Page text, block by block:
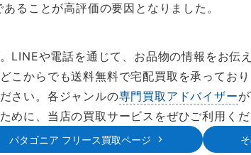
ることが高評価の要因となりました。
LINEや電話を通じて、お品物の情報をお伝
こからでも送料無料で宅配買取を承ってお
さい。各ジャンルの専門買取アドバイザー
めに、当店の買取サービスをぜひご利用く
パタゴニア フリース買取ページ